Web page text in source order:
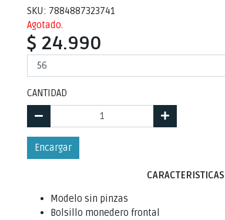
SKU: 7884887323741
Agotado.
$ 24.990
CANTIDAD
Encargar
CARACTERISTICAS
Modelo sin pinzas
Bolsillo monedero frontal